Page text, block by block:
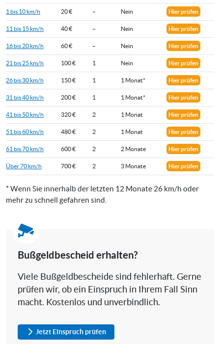
1 bis 10 km/h 20 € – Nein Hier prüfen
11 bis 15 km/h 40 € – Nein Hier prüfen
16 bis 20 km/h 60 € – Nein Hier prüfen
21 bis 25 km/h 100 € 1 Nein Hier prüfen
26 bis 30 km/h 150 € 1 1 Monat* Hier prüfen
31 bis 40 km/h 200 € 1 1 Monat* Hier prüfen
41 bis 50 km/h 320 € 2 1 Monat Hier prüfen
51 bis 60 km/h 480 € 2 1 Monat Hier prüfen
61 bis 70 km/h 600 € 2 2 Monate Hier prüfen
Über 70 km/h 700 € 2 3 Monate Hier prüfen
* Wenn Sie innerhalb der letzten 12 Monate 26 km/h oder
mehr zu schnell gefahren sind.
Bußgeldbescheid erhalten?
Viele Bußgeldbescheide sind fehlerhaft. Gerne
prüfen wir, ob ein Einspruch in Ihrem Fall Sinn
macht. Kostenlos und unverbindlich.
Jetzt Einspruch prüfen